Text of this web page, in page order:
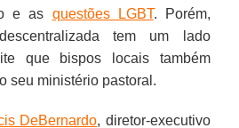
e as questões LGBT. Porém,
tem um lado
que bispos locais também
seu ministério pastoral.
DeBernardo, diretor-executivo